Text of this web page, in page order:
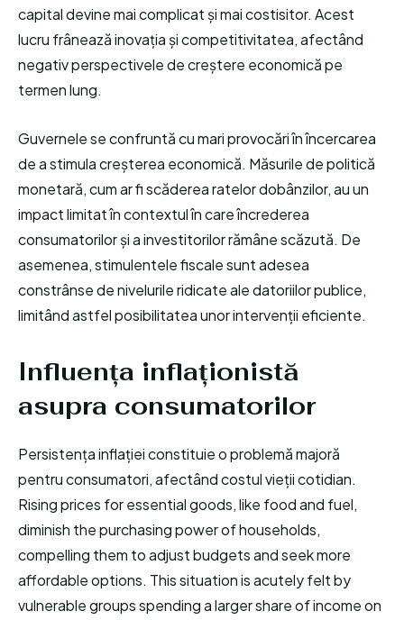
capital devine mai complicat și mai costisitor. Acest
lucru frânează inovația și competitivitatea, afectând
negativ perspectivele de creștere economică pe
termen lung.
Guvernele se confruntă cu mari provocări în încercarea
de a stimula creșterea economică. Măsurile de politică
monetară, cum ar fi scăderea ratelor dobânzilor, au un
impact limitat în contextul în care încrederea
consumatorilor și a investitorilor rămâne scăzută. De
asemenea, stimulentele fiscale sunt adesea
constrânse de nivelurile ridicate ale datoriilor publice,
limitând astfel posibilitatea unor intervenții eficiente.
Influența inflaționistă
asupra consumatorilor
Persistența inflației constituie o problemă majoră
pentru consumatori, afectând costul vieții cotidian.
Rising prices for essential goods, like food and fuel,
diminish the purchasing power of households,
compelling them to adjust budgets and seek more
affordable options. This situation is acutely felt by
vulnerable groups spending a larger share of income on